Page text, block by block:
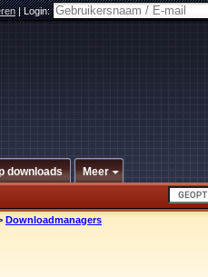
|Login:
downloads Meer
Downloadmanagers